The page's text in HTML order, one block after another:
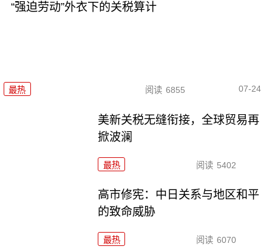
“强迫劳动”外衣下的关税算计
最热 阅读 6855 07-24
美新关税无缝衔接，全球贸易再
掀波澜
最热 阅读 5402
高市修宪：中日关系与地区和平
的致命威胁
最热 阅读 6070